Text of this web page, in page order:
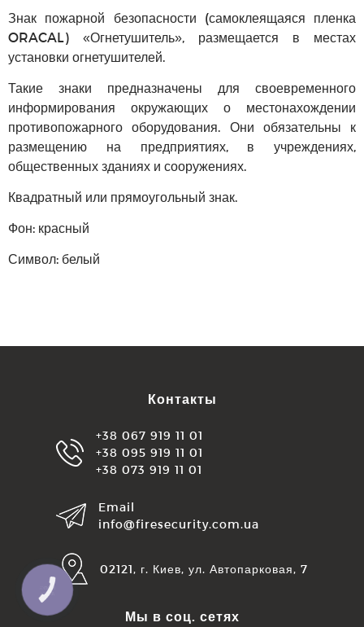
Знак пожарной безопасности (самоклеящаяся пленка
ORACAL) «Огнетушитель», размещается в местах
установки огнетушителей.
Такие знаки предназначены для своевременного
информирования окружающих о местонахождении
противопожарного оборудования. Они обязательны к
размещению на предприятиях, в учреждениях,
общественных зданиях и сооружениях.
Квадратный или прямоугольный знак.
Фон: красный
Символ: белый
Контакты
+38 067 919 11 01
+38 095 919 11 01
+38 073 919 11 01
Email
info@firesecurity.com.ua
02121, г. Киев, ул. Автопарковая, 7
Мы в соц. сетях
КНОПКА
ЗВ'ЯЗКУ